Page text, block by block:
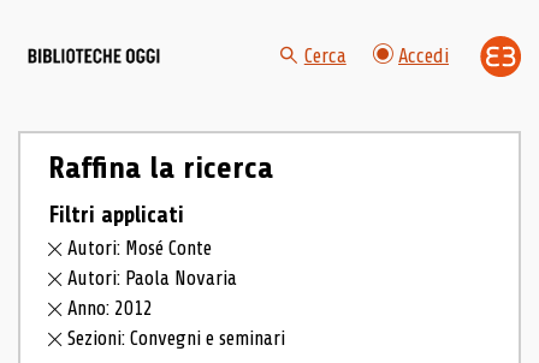
Cerca Accedi
Raffina la ricerca
Filtri applicati
Autori: Mosé Conte
Autori: Paola Novaria
Anno: 2012
Sezioni: Convegni e seminari